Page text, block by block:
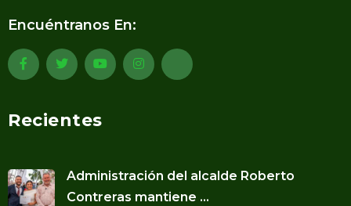
Encuéntranos En:
Recientes
Administración del alcalde Roberto
Contreras mantiene ...